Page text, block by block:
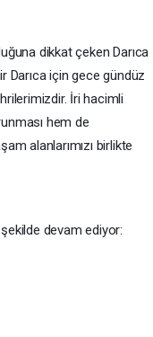
dikkat çeken Darıca
Darıca için gece gündüz
İri hacimli
hem de
alanlarımızı birlikte
devam ediyor: